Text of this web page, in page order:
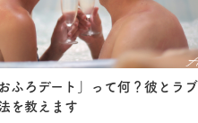
ふろデート」って何？彼とラブ
を教えます